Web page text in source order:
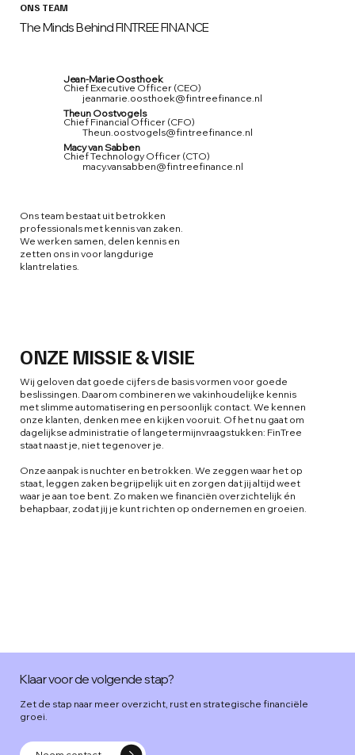
ONZE MISSIE & VISIE
Wij geloven dat goede cijfers de basis vormen voor goede
beslissingen. Daarom combineren we vakinhoudelijke kennis
met slimme automatisering en persoonlijk contact. We kennen
onze klanten, denken mee en kijken vooruit. Of het nu gaat om
dagelijkse administratie of langetermijnvraagstukken: FinTree
staat naast je, niet tegenover je.
Onze aanpak is nuchter en betrokken. We zeggen waar het op
staat, leggen zaken begrijpelijk uit en zorgen dat jij altijd weet
waar je aan toe bent. Zo maken we financiën overzichtelijk én
behapbaar, zodat jij je kunt richten op ondernemen en groeien.
ONS TEAM
The Minds Behind FINTREE FINANCE
Ons team bestaat uit betrokken
professionals met kennis van zaken.
We werken samen, delen kennis en
zetten ons in voor langdurige
klantrelaties.
Jean-Marie Oosthoek
jeanmarie.oosthoek@fintreefinance.nl
Chief Executive Officer (CEO)
Theun Oostvogels
Theun.oostvogels@fintreefinance.nl
Chief Financial Officer (CFO)
Macy van Sabben
macy.vansabben@fintreefinance.nl
Chief Technology Officer (CTO)
Klaar voor de volgende stap?
Zet de stap naar meer overzicht, rust en strategische financiële
groei.